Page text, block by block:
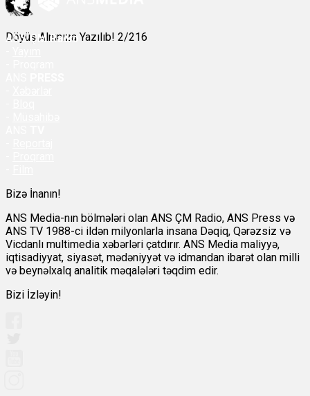
Döyüş Alnınıza Yazılıb! 2/216
ANSÇM Radio
Bizə İnanın!
ANS Media-nın bölmələri olan ANS ÇM Radio, ANS Press və
ANS TV 1988-ci ildən milyonlarla insana Dəqiq, Qərəzsiz və
Vicdanlı multimedia xəbərləri çatdırır. ANS Media maliyyə,
iqtisadiyyat, siyasət, mədəniyyət və idmandan ibarət olan milli
və beynəlxalq analitik məqalələri təqdim edir.
Bizi İzləyin!